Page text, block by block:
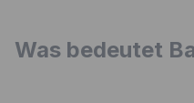
Was bedeutet